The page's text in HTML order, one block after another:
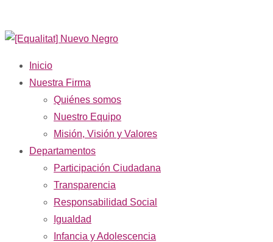
Inicio
Nuestra Firma
Quiénes somos
Nuestro Equipo
Misión, Visión y Valores
Departamentos
Participación Ciudadana
Transparencia
Responsabilidad Social
Igualdad
Infancia y Adolescencia